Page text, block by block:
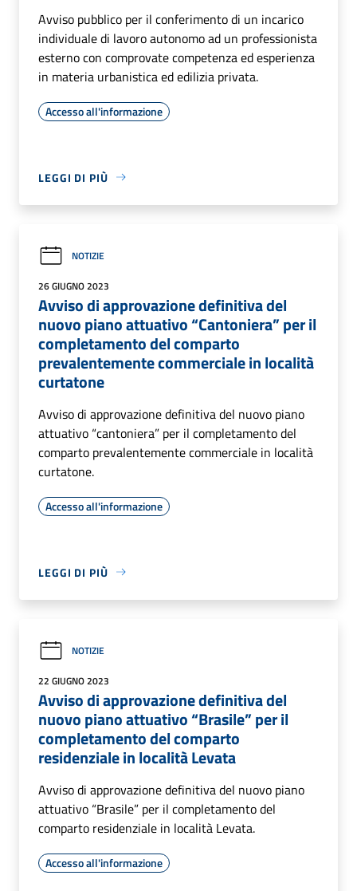
Avviso pubblico per il conferimento di un incarico
individuale di lavoro autonomo ad un professionista
esterno con comprovate competenza ed esperienza
in materia urbanistica ed edilizia privata.
Accesso all'informazione
LEGGI DI PIÙ
NOTIZIE
26 GIUGNO 2023
Avviso di approvazione definitiva del
nuovo piano attuativo “Cantoniera” per il
completamento del comparto
prevalentemente commerciale in località
curtatone
Avviso di approvazione definitiva del nuovo piano
attuativo “cantoniera” per il completamento del
comparto prevalentemente commerciale in località
curtatone.
Accesso all'informazione
LEGGI DI PIÙ
NOTIZIE
22 GIUGNO 2023
Avviso di approvazione definitiva del
nuovo piano attuativo “Brasile” per il
completamento del comparto
residenziale in località Levata
Avviso di approvazione definitiva del nuovo piano
attuativo “Brasile” per il completamento del
comparto residenziale in località Levata.
Accesso all'informazione